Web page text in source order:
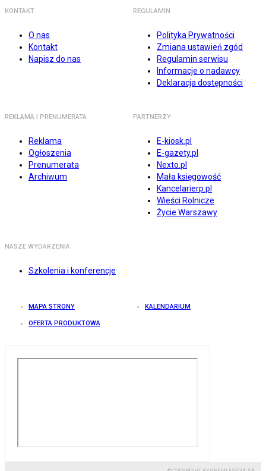
KONTAKT
O nas
Kontakt
Napisz do nas
REGULAMIN
Polityka Prywatności
Zmiana ustawień zgód
Regulamin serwisu
Informacje o nadawcy
Deklaracja dostępności
REKLAMA I PRENUMERATA
Reklama
Ogłoszenia
Prenumerata
Archiwum
PARTNERZY
E-kiosk.pl
E-gazety.pl
Nexto.pl
Mała księgowość
Kancelarierp.pl
Wieści Rolnicze
Życie Warszawy
NASZE WYDARZENIA
Szkolenia i konferencje
MAPA STRONY KALENDARIUM
OFERTA PRODUKTOWA